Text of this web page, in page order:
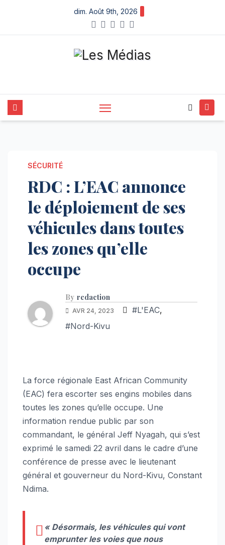
content
dim. Août 9th, 2026
SÉCURITÉ
RDC : L’EAC annonce
le déploiement de ses
véhicules dans toutes
les zones qu’elle
occupe
By redaction
AVR 24, 2023 #L'EAC,
#Nord-Kivu
La force régionale East African Community
(EAC) fera escorter ses engins mobiles dans
toutes les zones qu’elle occupe. Une
information rendue public par son
commandant, le général Jeff Nyagah, qui s’est
exprimé le samedi 22 avril dans le cadre d’une
conférence de presse avec le lieutenant
général et gouverneur du Nord-Kivu, Constant
Ndima.
« Désormais, les véhicules qui vont
emprunter les voies que nous